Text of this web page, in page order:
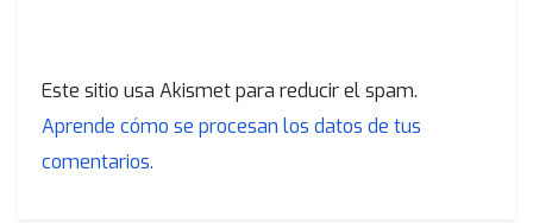
Este sitio usa Akismet para reducir el spam.
Aprende cómo se procesan los datos de tus
comentarios.